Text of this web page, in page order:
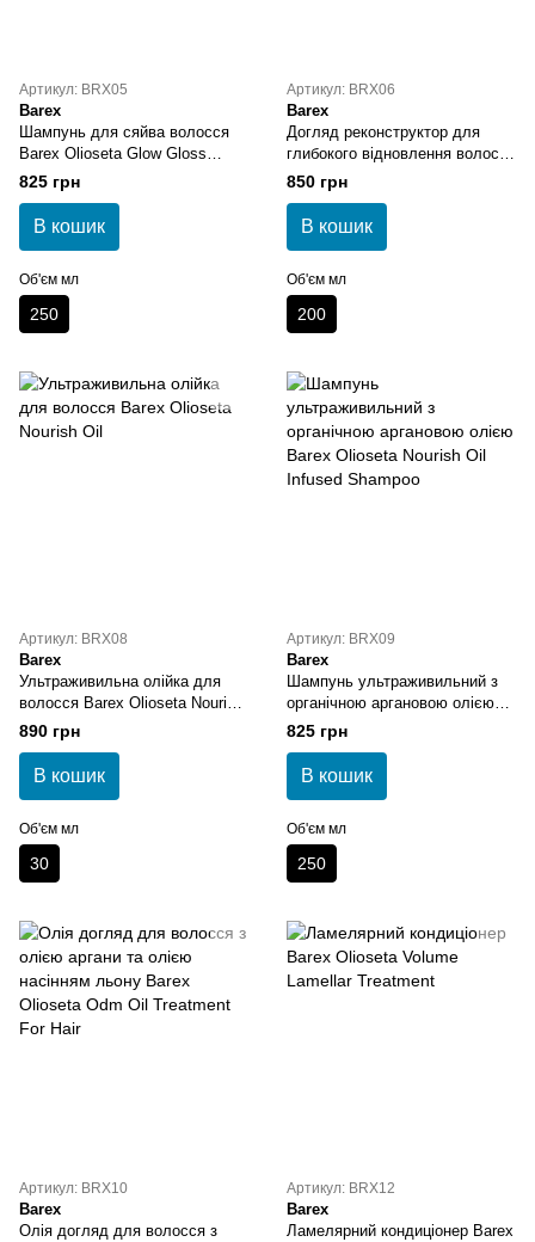
Артикул: BRX05
Barex
Шампунь для сяйва волосся
Barex Olioseta Glow Gloss
Shampoo
825 грн
В кошик
Об'єм мл
250
Артикул: BRX06
Barex
Догляд реконструктор для
глибокого відновлення волосся
Barex Olioseta Nourish
Alchemist
850 грн
В кошик
Об'єм мл
200
Артикул: BRX08
Barex
Ультраживильна олійка для
волосся Barex Olioseta Nourish
Oil
890 грн
В кошик
Об'єм мл
30
Артикул: BRX09
Barex
Шампунь ультраживильний з
органічною аргановою олією
Barex Olioseta Nourish Oil
Infused Shampoo
825 грн
В кошик
Об'єм мл
250
Артикул: BRX10
Barex
Олія догляд для волосся з
Артикул: BRX12
Barex
Ламелярний кондиціонер Barex